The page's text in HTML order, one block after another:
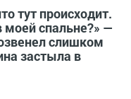
тут происходит.
моей спальне?» —
слишком
застыла в